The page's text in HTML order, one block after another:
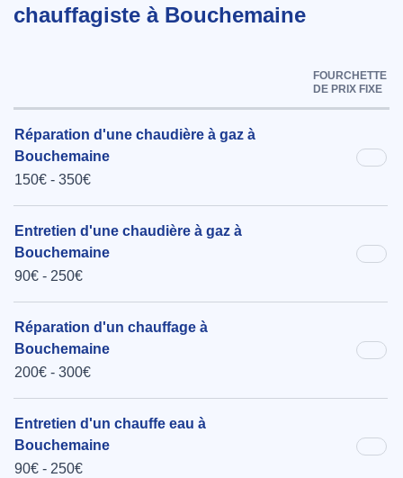
chauffagiste à Bouchemaine
FOURCHETTE
DE PRIX FIXE
Réparation d'une chaudière à gaz à
Bouchemaine
150€ - 350€
Entretien d'une chaudière à gaz à
Bouchemaine
90€ - 250€
Réparation d'un chauffage à
Bouchemaine
200€ - 300€
Entretien d'un chauffe eau à
Bouchemaine
90€ - 250€